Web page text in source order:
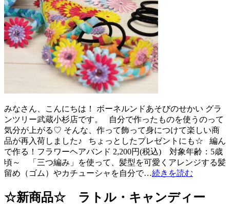
みなさん、こんにちは！ ボーネルンドあそびのせかい グラ
ンツリー武蔵小杉店です。 自分で作ったものを使うのって
気分が上がる♡ そんな、作って飾って身につけて楽しい商
品が再入荷しました♪ ちょっとしたプレゼントにも☆ 編ん
で作る！フラワーヘアバンド 2,200円(税込) 対象年齢：5歳
頃～ 「三つ編み」を使って、髪型を可愛くアレンジする髪
留め（ゴム）やカチューシャを自分で…続きを読む
☆新商品☆ ラトル・キャンディー